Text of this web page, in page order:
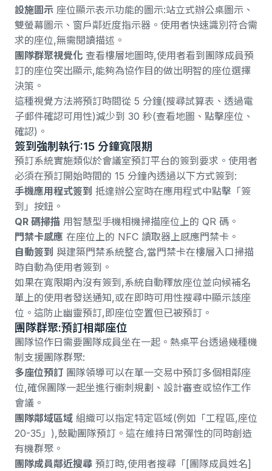
設施圖示 座位顯示表示功能的圖示:站立式辦公桌圖示、
雙螢幕圖示、窗戶鄰近度指示器。使用者快速識別符合需
求的座位,無需閱讀描述。
團隊群聚視覺化 查看樓層地圖時,使用者看到團隊成員預
訂的座位突出顯示,能夠為協作目的做出明智的座位選擇
決策。
這種視覺方法將預訂時間從 5 分鐘(搜尋試算表、透過電
子郵件確認可用性)減少到 30 秒(查看地圖、點擊座位、
確認)。
簽到強制執行:15 分鐘寬限期
預訂系統實施類似於會議室預訂平台的簽到要求。使用者
必須在預訂開始時間的 15 分鐘內透過以下方式簽到:
手機應用程式簽到 抵達辦公室時在應用程式中點擊「簽
到」按鈕。
QR 碼掃描 用智慧型手機相機掃描座位上的 QR 碼。
門禁卡感應 在座位上的 NFC 讀取器上感應門禁卡。
自動簽到 與建築門禁系統整合,當門禁卡在樓層入口掃描
時自動為使用者簽到。
如果在寬限期內沒有簽到,系統自動釋放座位並向候補名
單上的使用者發送通知,或在即時可用性搜尋中顯示該座
位。這防止幽靈預訂,即座位空置但已被預訂。
團隊群聚:預訂相鄰座位
團隊協作日需要團隊成員坐在一起。熱桌平台透過幾種機
制支援團隊群聚:
多座位預訂 團隊領導可以在單一交易中預訂多個相鄰座
位,確保團隊一起坐進行衝刺規劃、設計審查或協作工作
會議。
團隊鄰域區域 組織可以指定特定區域(例如「工程區,座位
20-35」),鼓勵團隊預訂。這在維持日常彈性的同時創造
有機群聚。
團隊成員鄰近搜尋 預訂時,使用者搜尋「[團隊成員姓名]